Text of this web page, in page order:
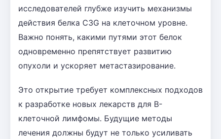
исследователей глубже изучить механизмы
действия белка C3G на клеточном уровне.
Важно понять, какими путями этот белок
одновременно препятствует развитию
опухоли и ускоряет метастазирование.
Это открытие требует комплексных подходов
к разработке новых лекарств для B-
клеточной лимфомы. Будущие методы
лечения должны будут не только усиливать